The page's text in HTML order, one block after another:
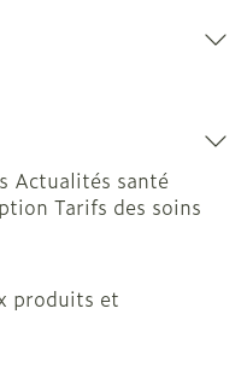
Actualités santé
Tarifs des soins
produits et